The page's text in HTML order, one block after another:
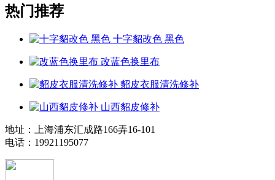
热门推荐
十字貂改色 黑色
改蓝色换里布
貂皮衣服清洗修补
山西貂皮修补
地址：上海浦东汇成路166弄16-101
电话：19921195077